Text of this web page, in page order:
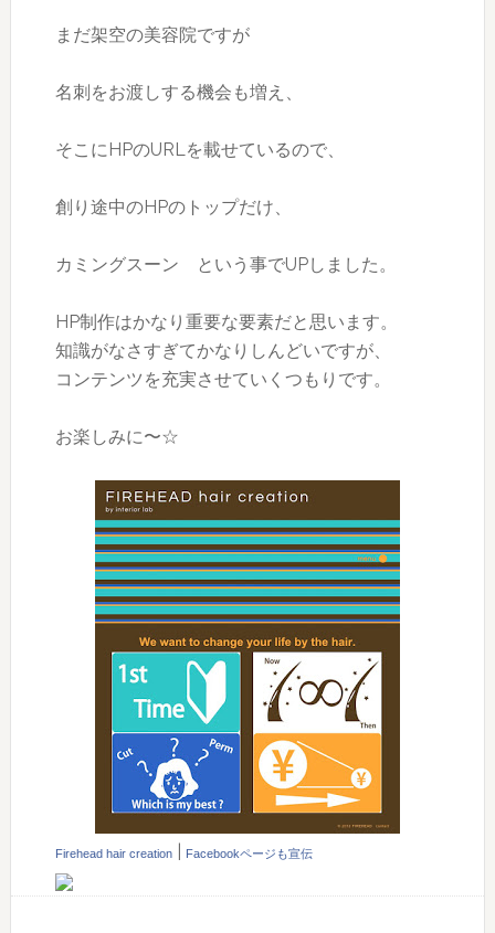
まだ架空の美容院ですが
名刺をお渡しする機会も増え、
そこにHPのURLを載せているので、
創り途中のHPのトップだけ、
カミングスーン という事でUPしました。
HP制作はかなり重要な要素だと思います。
知識がなさすぎてかなりしんどいですが、
コンテンツを充実させていくつもりです。
お楽しみに〜☆
Firehead hair creation| Facebookページも宣伝